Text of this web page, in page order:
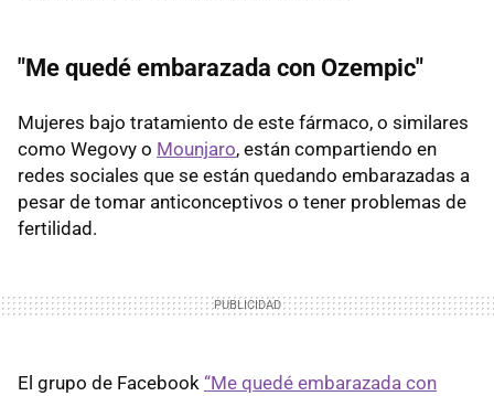
"Me quedé embarazada con Ozempic"
Mujeres bajo tratamiento de este fármaco, o similares
como Wegovy o Mounjaro, están compartiendo en
redes sociales que se están quedando embarazadas a
pesar de tomar anticonceptivos o tener problemas de
fertilidad.
El grupo de Facebook “Me quedé embarazada con